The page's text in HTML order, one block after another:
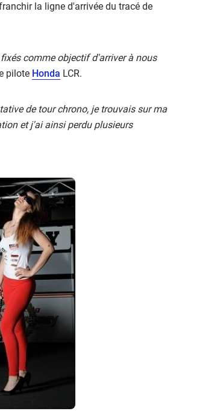
la ligne d'arrivée du tracé de
comme objectif d'arriver à nous
pilote Honda LCR.
de tour chrono, je trouvais sur ma
et j'ai ainsi perdu plusieurs